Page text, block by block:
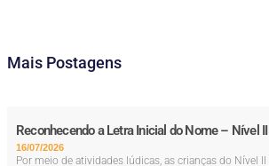
Mais Postagens
Reconhecendo a Letra Inicial do Nome – Nível II
16/07/2026
Por meio de atividades lúdicas, as crianças do Nível